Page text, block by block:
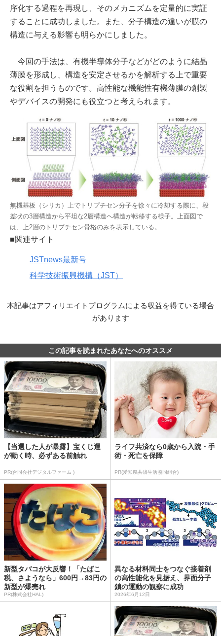
序化する過程を再現し、そのメカニズムを定量的に実証
することに成功しました。また、分子構造の違いが膜の
構造に与える影響も明らかにしました。
今回の手法は、有機半導体分子などがどのように結晶
薄膜を形成し、構造を安定させるかを解析する上で重要
な役割を担うものです。高性能な機能性有機薄膜の創製
やデバイスの開発にも役立つと考えられます。
無機基板（シリカ）上でトリプチセン分子を徐々に冷却する際に、段
差状の3層構造から平坦な2層構造へ構造が転移する様子。上面図で
は、上2層のトリプチセン骨格のみを表示している。
■関連サイト
JSTnews最新号
科学技術振興機構（JST）
本記事はアフィリエイトプログラムによる収益を得ている場合
があります
この記事を読まれたあなたへのオススメ
【当選した人が暴露】宝くじ運
が動く時、必ずある前触れ
PR(合同会社デジタルファーム )
ライフ共済なら0歳から入院・手
術・死亡を保障
PR(愛知県共済生活協同組合)
新型タバコが大反響！「たばこ
税、さようなら」600円→83円の
新型が爆売れ
PR(株式会社HAL)
異なる材料同士をつなぐ接着剤
の高性能化を見据え、界面分子
鎖の運動の観察に成功
2026年6月12日